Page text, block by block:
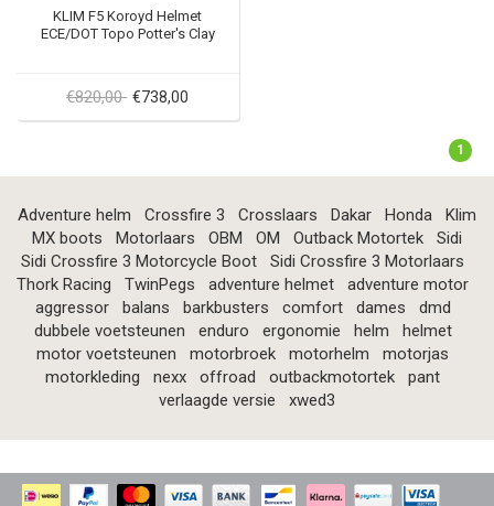
KLIM F5 Koroyd Helmet
ECE/DOT Topo Potter's Clay
€820,00 €738,00
1
Adventure helm Crossfire 3 Crosslaars Dakar Honda
Klim
MX boots
Motorlaars OBM OM Outback Motortek
Sidi
Sidi Crossfire 3 Motorcycle Boot
Sidi Crossfire 3 Motorlaars
Thork Racing
TwinPegs adventure helmet
adventure motor
aggressor
balans barkbusters comfort dames
dmd
dubbele voetsteunen
enduro ergonomie helm
helmet
motor voetsteunen
motorbroek motorhelm
motorjas
motorkleding
nexx offroad outbackmotortek
pant
verlaagde versie
xwed3